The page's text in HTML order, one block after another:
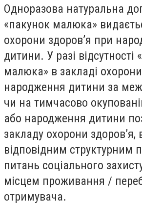
Одноразова натуральна
«пакунок малюка»
охорони здоров’я при
дитини. У разі відсутності
малюка» в закладі
народження дитини за
чи на тимчасово
або народження дитини
закладу охорони здоров’я,
відповідним структурним
питань соціального
місцем проживання /
отримувача.